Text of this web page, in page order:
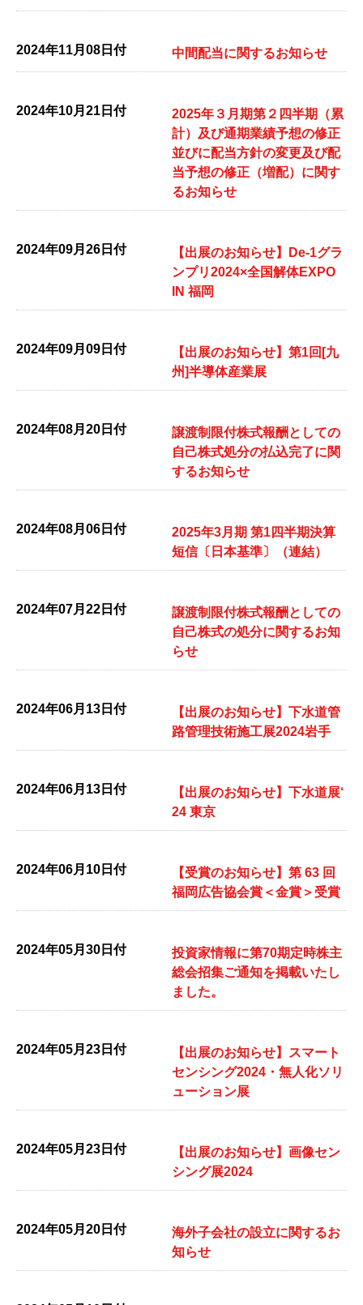
2024年11月08日付 中間配当に関するお知らせ
2024年10月21日付
2025年３月期第２四半期（累
計）及び通期業績予想の修正
並びに配当方針の変更及び配
当予想の修正（増配）に関す
るお知らせ
2024年09月26日付
【出展のお知らせ】De-1グラ
ンプリ2024×全国解体EXPO
IN 福岡
2024年09月09日付
【出展のお知らせ】第1回[九
州]半導体産業展
2024年08月20日付
譲渡制限付株式報酬としての
自己株式処分の払込完了に関
するお知らせ
2024年08月06日付
2025年3月期 第1四半期決算
短信〔日本基準〕（連結）
2024年07月22日付
譲渡制限付株式報酬としての
自己株式の処分に関するお知
らせ
2024年06月13日付
【出展のお知らせ】下水道管
路管理技術施工展2024岩手
2024年06月13日付
【出展のお知らせ】下水道展‘
24 東京
2024年06月10日付
【受賞のお知らせ】第 63 回
福岡広告協会賞＜金賞＞受賞
2024年05月30日付
投資家情報に第70期定時株主
総会招集ご通知を掲載いたし
ました。
2024年05月23日付
【出展のお知らせ】スマート
センシング2024・無人化ソリ
ューション展
2024年05月23日付
【出展のお知らせ】画像セン
シング展2024
2024年05月20日付
海外子会社の設立に関するお
知らせ